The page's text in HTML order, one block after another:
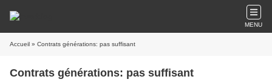
MENU
Accueil » Contrats générations: pas suffisant
Contrats générations: pas suffisant